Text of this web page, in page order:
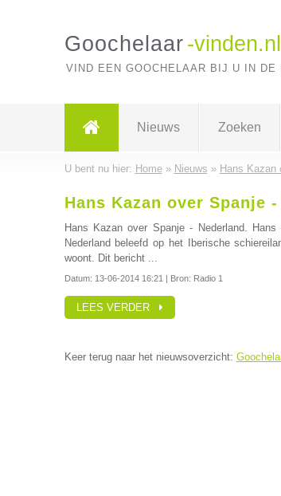
Goochelaar -vinden.nl
VIND EEN GOOCHELAAR BIJ U IN DE
Nieuws Zoeken
U bent nu hier: Home» Nieuws » Hans Kazan
Hans Kazan over Spanje -
Hans Kazan over Spanje - Nederland.
Nederland beleefd op het Iberische
woont. Dit bericht ...
Datum: 13-06-2014 16:21 | Bron: Radio 1
LEES VERDER
Keer terug naar het nieuwsoverzicht: